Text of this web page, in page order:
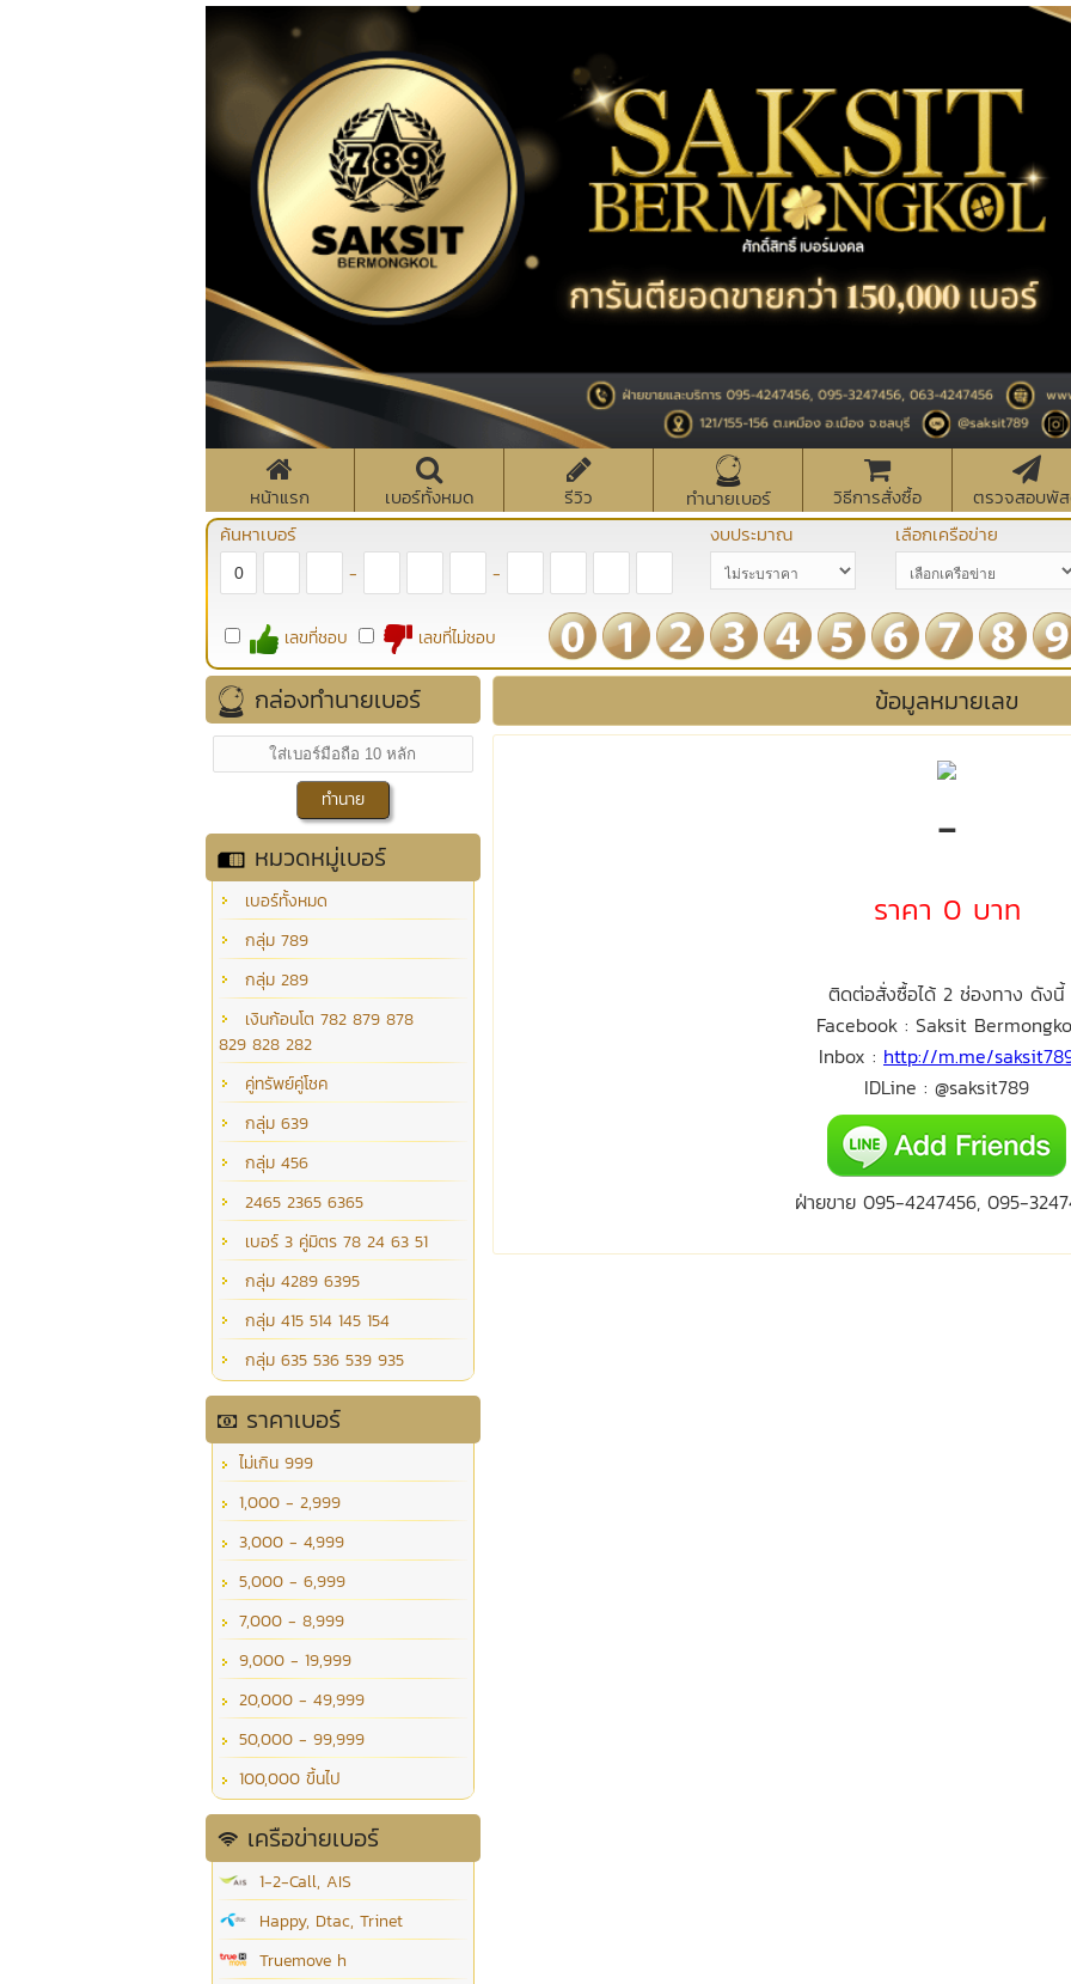
หน้าแรก เบอร์ทั้งหมด รีวิว ทำนายเบอร์ วิธีการสั่งซื้อ
ตรวจสอบพั
ค้นหาเบอร์
- -
งบประมาณ เลือกเครือข่าย
เลขที่ชอบ เลขที่ไม่ชอบ
กล่องทำนายเบอร์
หมวดหมู่เบอร์
เบอร์ทั้งหมด
กลุ่ม 789
กลุ่ม 289
เงินก้อนโต 782 879 878
829 828 282
คู่ทรัพย์คู่โชค
กลุ่ม 639
กลุ่ม 456
2465 2365 6365
เบอร์ 3 คู่มิตร 78 24 63 51
กลุ่ม 4289 6395
กลุ่ม 415 514 145 154
กลุ่ม 635 536 539 935
ราคาเบอร์
ไม่เกิน 999
1,000 - 2,999
3,000 - 4,999
5,000 - 6,999
7,000 - 8,999
9,000 - 19,999
20,000 - 49,999
50,000 - 99,999
100,000 ขึ้นไป
เครือข่ายเบอร์
1-2-Call, AIS
Happy, Dtac, Trinet
Truemove h
ข้อมูลหมายเลข
-
ราคา 0 บาท
ติดต่อสั่งซื้อได้ 2 ช่องทาง ดังนี้
Facebook : Saksit
Inbox : http://m.me/
IDLine : @saksit789
ฝ่ายขาย 095-4247456, 095-